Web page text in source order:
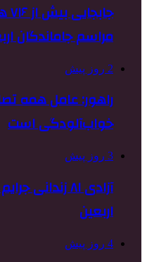
مراسم جاماندگان
2 روز پیش
راهور: عامل همه
خواب‌آلودگی است
3 روز پیش
آزادی ۸۱
اربعین
4 روز پیش